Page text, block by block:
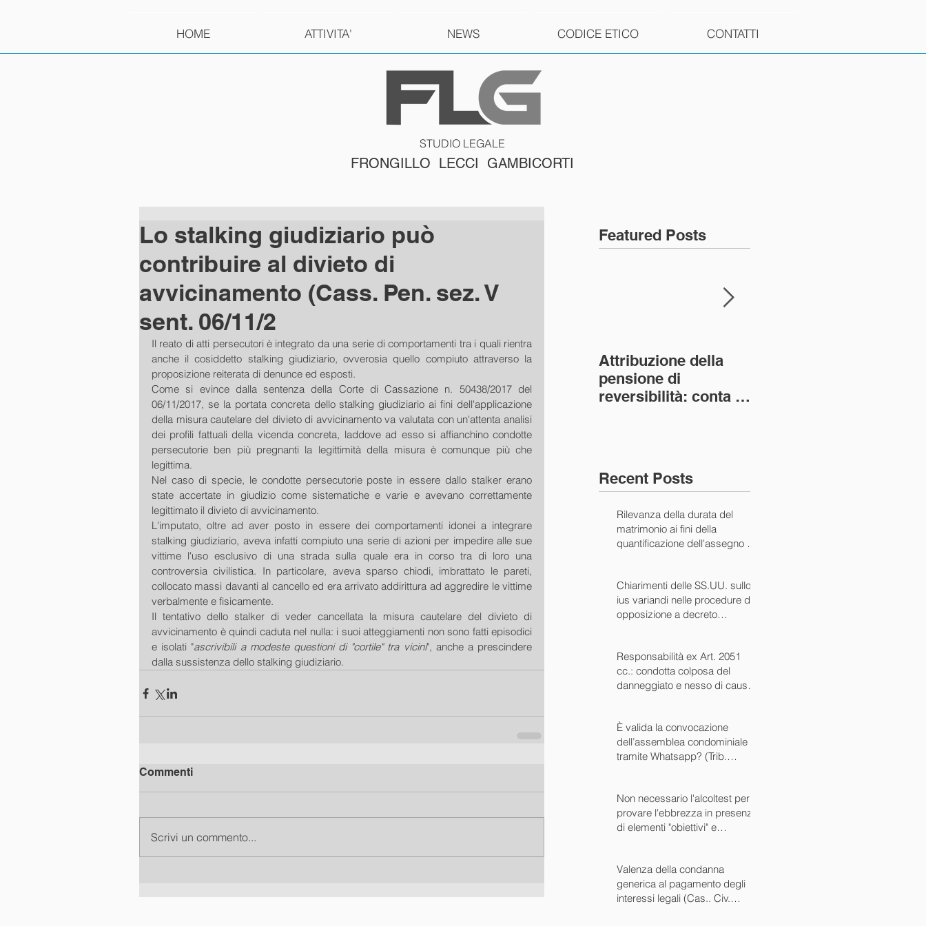
HOME ATTIVITA' NEWS CODICE ETICO CONTATTI
STUDIO LEGALE
FRONGILLO LECCI GAMBICORTI
Lo stalking giudiziario può
contribuire al divieto di
avvicinamento (Cass. Pen. sez. V
sent. 06/11/2
Il reato di atti persecutori è integrato da una serie di comportamenti tra i quali rientra
anche il cosiddetto stalking giudiziario, ovverosia quello compiuto attraverso la
proposizione reiterata di denunce ed esposti.
Come si evince dalla sentenza della Corte di Cassazione n. 50438/2017 del
06/11/2017, se la portata concreta dello stalking giudiziario ai fini dell'applicazione
della misura cautelare del divieto di avvicinamento va valutata con un'attenta analisi
dei profili fattuali della vicenda concreta, laddove ad esso si affianchino condotte
persecutorie ben più pregnanti la legittimità della misura è comunque più che
legittima.
Nel caso di specie, le condotte persecutorie poste in essere dallo stalker erano
state accertate in giudizio come sistematiche e varie e avevano correttamente
legittimato il divieto di avvicinamento.
L'imputato, oltre ad aver posto in essere dei comportamenti idonei a integrare
stalking giudiziario, aveva infatti compiuto una serie di azioni per impedire alle sue
vittime l'uso esclusivo di una strada sulla quale era in corso tra di loro una
controversia civilistica. In particolare, aveva sparso chiodi, imbrattato le pareti,
collocato massi davanti al cancello ed era arrivato addirittura ad aggredire le vittime
verbalmente e fisicamente.
Il tentativo dello stalker di veder cancellata la misura cautelare del divieto di
avvicinamento è quindi caduta nel nulla: i suoi atteggiamenti non sono fatti episodici
e isolati "ascrivibili a modeste questioni di "cortile" tra vicini", anche a prescindere
dalla sussistenza dello stalking giudiziario.
Commenti
Scrivi un commento...
Featured Posts
Attribuzione della
pensione di
reversibilità: conta la
Recent Posts
Rilevanza della durata del
matrimonio ai fini della
quantificazione dell'assegno di
Chiarimenti delle SS.UU. sullo
ius variandi nelle procedure di
opposizione a decreto
Responsabilità ex Art. 2051
cc.: condotta colposa del
danneggiato e nesso di causa
È valida la convocazione
dell’assemblea condominiale
tramite Whatsapp? (Trib.
Non necessario l'alcoltest per
provare l'ebbrezza in presenza
di elementi "obiettivi" e
Valenza della condanna
generica al pagamento degli
interessi legali (Cas.. Civ.